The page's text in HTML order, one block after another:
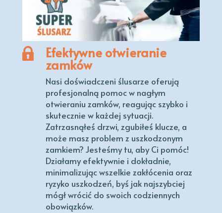
Efektywne otwieranie
zamków
Nasi doświadczeni ślusarze oferują
profesjonalną pomoc w nagłym
otwieraniu zamków, reagując szybko i
skutecznie w każdej sytuacji.
Zatrzasnąłeś drzwi, zgubiłeś klucze, a
może masz problem z uszkodzonym
zamkiem? Jesteśmy tu, aby Ci pomóc!
Działamy efektywnie i dokładnie,
minimalizując wszelkie zakłócenia oraz
ryzyko uszkodzeń, byś jak najszybciej
mógł wrócić do swoich codziennych
obowiązków.